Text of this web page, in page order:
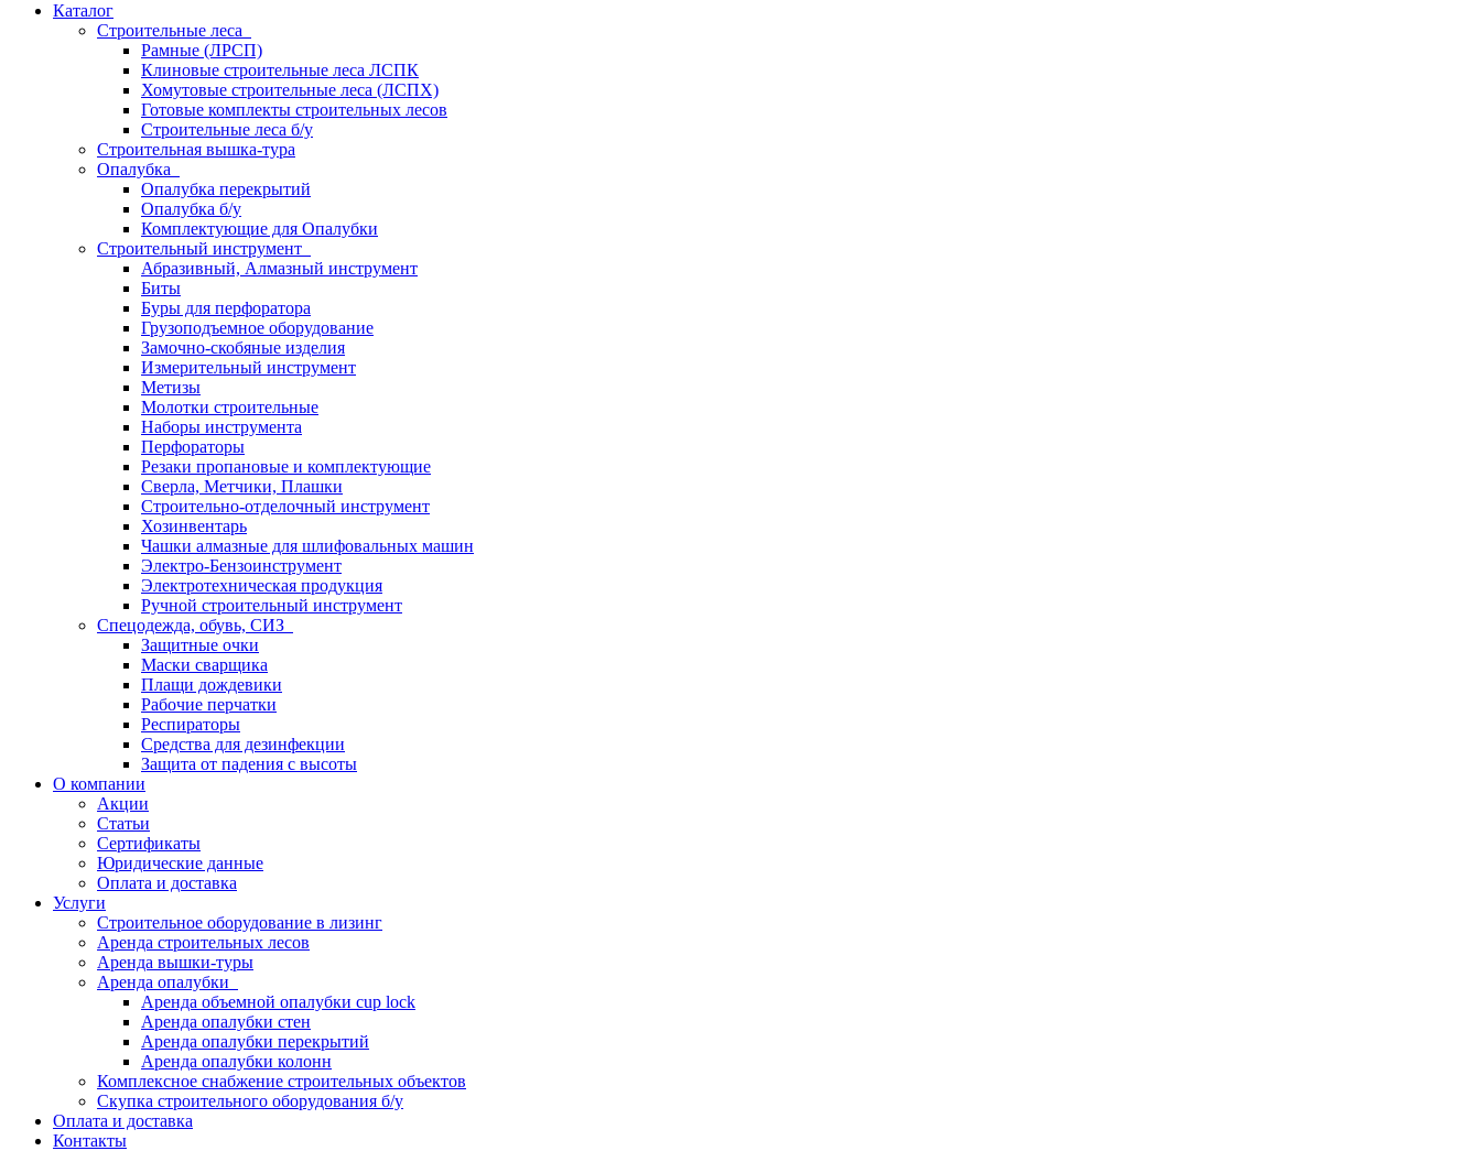
Каталог
Строительные леса
Рамные (ЛРСП)
Клиновые строительные леса ЛСПК
Хомутовые строительные леса (ЛСПХ)
Готовые комплекты строительных лесов
Строительные леса б/у
Строительная вышка-тура
Опалубка
Опалубка перекрытий
Опалубка б/у
Комплектующие для Опалубки
Строительный инструмент
Абразивный, Алмазный инструмент
Биты
Буры для перфоратора
Грузоподъемное оборудование
Замочно-скобяные изделия
Измерительный инструмент
Метизы
Молотки строительные
Наборы инструмента
Перфораторы
Резаки пропановые и комплектующие
Сверла, Метчики, Плашки
Строительно-отделочный инструмент
Хозинвентарь
Чашки алмазные для шлифовальных машин
Электро-Бензоинструмент
Электротехническая продукция
Ручной строительный инструмент
Спецодежда, обувь, СИЗ
Защитные очки
Маски сварщика
Плащи дождевики
Рабочие перчатки
Респираторы
Средства для дезинфекции
Защита от падения с высоты
О компании
Акции
Статьи
Сертификаты
Юридические данные
Оплата и доставка
Услуги
Строительное оборудование в лизинг
Аренда строительных лесов
Аренда вышки-туры
Аренда опалубки
Аренда объемной опалубки cup lock
Аренда опалубки стен
Аренда опалубки перекрытий
Аренда опалубки колонн
Комплексное снабжение строительных объектов
Скупка строительного оборудования б/у
Оплата и доставка
Контакты